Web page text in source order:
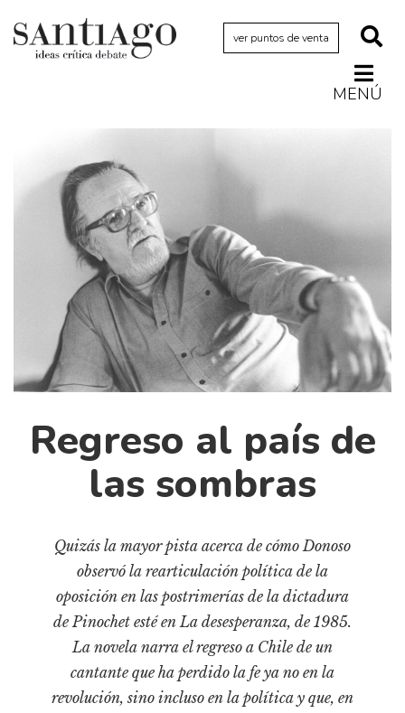
ver puntos de venta
MENÚ
Archivo Cenfoto-UDP
Arquetipos de situación
Artes visuales
Cine y televisión
Críticas
Diccionario portátil de la literatura chilena
Documentos
Historia
Historia material de los libros
Lagunas mentales
Libros usados
Literatura
Regreso al país de
las sombras
Quizás la mayor pista acerca de cómo Donoso
observó la rearticulación política de la
oposición en las postrimerías de la dictadura
de Pinochet esté en La desesperanza, de 1985.
La novela narra el regreso a Chile de un
cantante que ha perdido la fe ya no en la
revolución, sino incluso en la política y que, en